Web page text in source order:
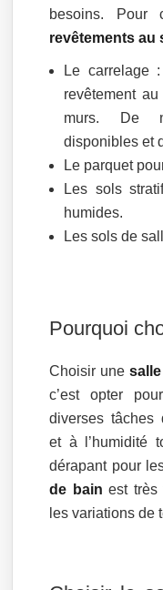
besoins.
revêtements au
Le carrelage
revêtement
murs. De
disponibles et
Le parquet
Les sols
humides.
Les sols de
Pourquoi
Choisir une
c’est opter
diverses tâches
et à l’humidité
dérapant pour
de bain est très
les variations de